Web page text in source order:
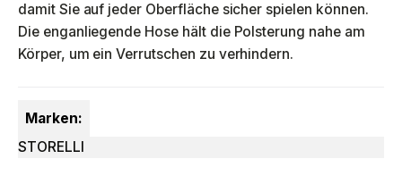
damit Sie auf jeder Oberfläche sicher spielen können.
Die enganliegende Hose hält die Polsterung nahe am
Körper, um ein Verrutschen zu verhindern.
Marken:
STORELLI